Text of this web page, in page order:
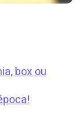
box ou